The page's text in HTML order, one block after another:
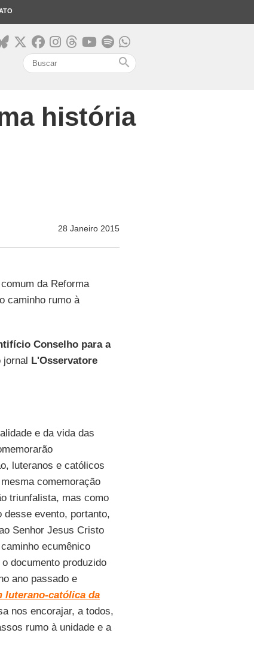
search
história
28 Janeiro 2015
da Reforma
caminho rumo à
Conselho para a
jornal L'Osservatore
e da vida das
luteranos e católicos
comemoração
triunfalista, mas como
desse evento, portanto,
Senhor Jesus Cristo
ecumênico
documento produzido
ano passado e
luterano-católica da
nos encorajar, a todos,
rumo à unidade e a